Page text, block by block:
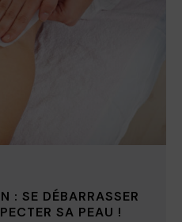
: SE DÉBARRASSER
SA PEAU !